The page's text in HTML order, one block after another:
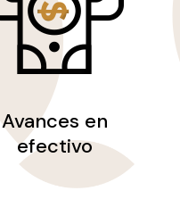
Avances en
efectivo